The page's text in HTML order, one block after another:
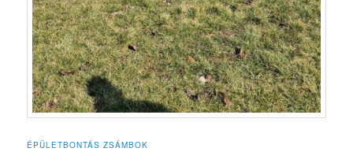
ÉPÜLETBONTÁS ZSÁMBOK